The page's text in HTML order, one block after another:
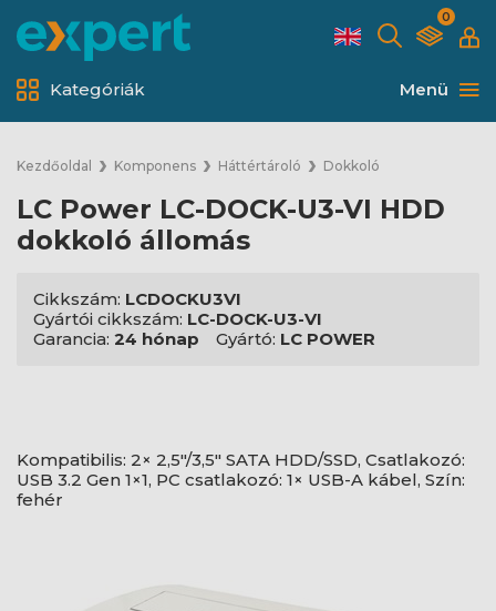
0
Menü
Kategóriák
Kezdőoldal Komponens Háttértároló Dokkoló
LC Power LC-DOCK-U3-VI HDD
dokkoló állomás
Cikkszám: LCDOCKU3VI
Gyártói cikkszám: LC-DOCK-U3-VI
Garancia: 24 hónap Gyártó: LC POWER
Kompatibilis: 2× 2,5"/3,5" SATA HDD/SSD, Csatlakozó:
USB 3.2 Gen 1×1, PC csatlakozó: 1× USB-A kábel, Szín:
fehér